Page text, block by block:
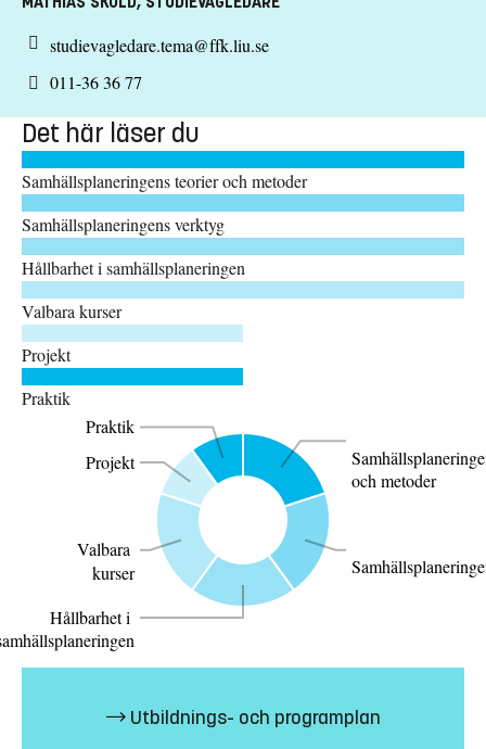
studievagledare.tema@ffk.liu.se
011-36 36 77
Det här läser du
Samhällsplaneringens teorier och metoder
Samhällsplaneringens verktyg
Hållbarhet i samhällsplaneringen
Valbara kurser
Projekt
Praktik
och metoder
Hållbarhet i
Valbara
kurser
Projekt
Praktik
Value
Utbildnings- och programplan